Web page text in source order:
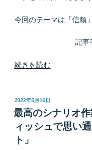
今回のテーマは「信頼
記事
“安
て
宇
宙
ク
ン
続きを読む
投
稿
日:
2022年5月16日
最高のシナリオ
ィッシュで思い
ト」